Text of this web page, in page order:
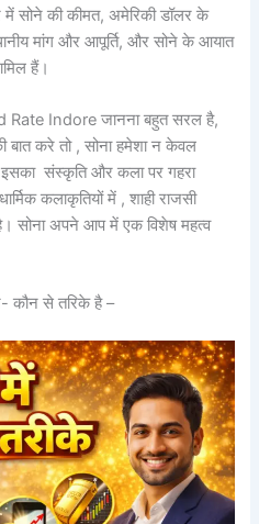
में सोने की कीमत, अमेरिकी डॉलर के
मांग और आपूर्ति, और सोने के आयात
हैं।
Indore जानना बहुत सरल है,
बात करे तो , सोना हमेशा न केवल
संस्कृति और कला पर गहरा
कलाकृतियों में , शाही राजसी
सोना अपने आप में एक विशेष महत्व
कौन से तरिके है –